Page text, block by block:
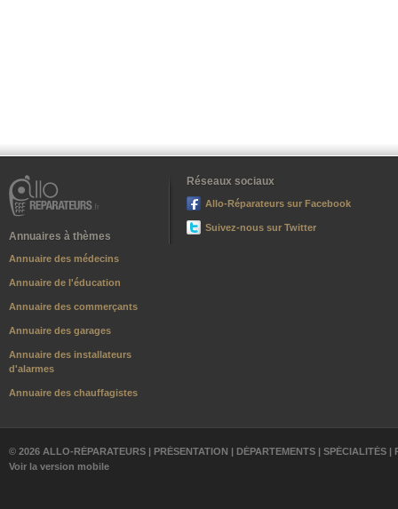
Annuaires à thèmes
Annuaire des médecins
Annuaire de l'éducation
Annuaire des commerçants
Annuaire des garages
Annuaire des installateurs
d'alarmes
Annuaire des chauffagistes
Réseaux sociaux
Allo-Réparateurs sur Facebook
Suivez-nous sur Twitter
© 2026 ALLO-RÉPARATEURS | PRÉSENTATION | DÉPARTEMENTS | SPÉCIALITÉS |
Voir la version mobile